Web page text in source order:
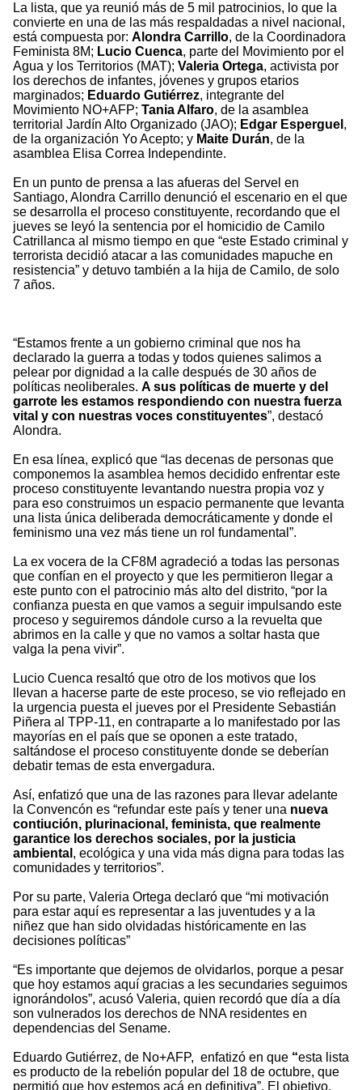
La lista, que ya reunió más de 5 mil patrocinios, lo que la
convierte en una de las más respaldadas a nivel nacional,
está compuesta por: Alondra Carrillo, de la Coordinadora
Feminista 8M; Lucio Cuenca, parte del Movimiento por el
Agua y los Territorios (MAT); Valeria Ortega, activista por
los derechos de infantes, jóvenes y grupos etarios
marginados; Eduardo Gutiérrez, integrante del
Movimiento NO+AFP; Tania Alfaro, de la asamblea
territorial Jardín Alto Organizado (JAO); Edgar Esperguel ,
de la organización Yo Acepto; y Maite Durán, de la
asamblea Elisa Correa Independinte.
En un punto de prensa a las afueras del Servel en
Santiago, Alondra Carrillo denunció el escenario en el que
se desarrolla el proceso constituyente, recordando que el
jueves se leyó la sentencia por el homicidio de Camilo
Catrillanca al mismo tiempo en que “este Estado criminal y
terrorista decidió atacar a las comunidades mapuche en
resistencia” y detuvo también a la hija de Camilo, de solo
7 años.
“Estamos frente a un gobierno criminal que nos ha
declarado la guerra a todas y todos quienes salimos a
pelear por dignidad a la calle después de 30 años de
políticas neoliberales. A sus políticas de muerte y del
garrote les estamos respondiendo con nuestra fuerza
vital y con nuestras voces constituyentes”, destacó
Alondra.
En esa línea, explicó que “las decenas de personas que
componemos la asamblea hemos decidido enfrentar este
proceso constituyente levantando nuestra propia voz y
para eso construimos un espacio permanente que levanta
una lista única deliberada democráticamente y donde el
feminismo una vez más tiene un rol fundamental”.
La ex vocera de la CF8M agradeció a todas las personas
que confían en el proyecto y que les permitieron llegar a
este punto con el patrocinio más alto del distrito, “por la
confianza puesta en que vamos a seguir impulsando este
proceso y seguiremos dándole curso a la revuelta que
abrimos en la calle y que no vamos a soltar hasta que
valga la pena vivir”.
Lucio Cuenca resaltó que otro de los motivos que los
llevan a hacerse parte de este proceso, se vio reflejado en
la urgencia puesta el jueves por el Presidente Sebastián
Piñera al TPP-11, en contraparte a lo manifestado por las
mayorías en el país que se oponen a este tratado,
saltándose el proceso constituyente donde se deberían
debatir temas de esta envergadura.
Así, enfatizó que una de las razones para llevar adelante
la Convencón es “refundar este país y tener una nueva
contiución, plurinacional, feminista, que realmente
garantice los derechos sociales, por la justicia
ambiental , ecológica y una vida más digna para todas las
comunidades y territorios”.
Por su parte, Valeria Ortega declaró que “mi motivación
para estar aquí es representar a las juventudes y a la
niñez que han sido olvidadas históricamente en las
decisiones políticas”
“Es importante que dejemos de olvidarlos, porque a pesar
que hoy estamos aquí gracias a les secundaries seguimos
ignorándolos”, acusó Valeria, quien recordó que día a día
son vulnerados los derechos de NNA residentes en
dependencias del Sename.
Eduardo Gutiérrez, de No+AFP, enfatizó en que “esta lista
es producto de la rebelión popular del 18 de octubre, que
permitió que hoy estemos acá en definitiva”. El objetivo,